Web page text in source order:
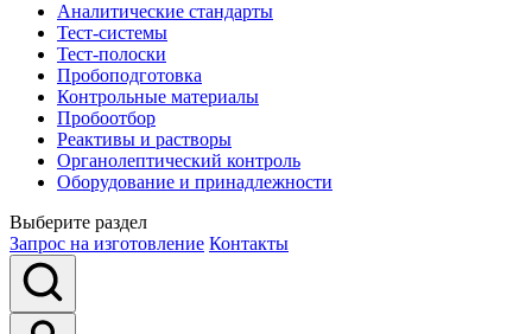
Аналитические стандарты
Тест-системы
Тест-полоски
Пробоподготовка
Контрольные материалы
Пробоотбор
Реактивы и растворы
Органолептический контроль
Оборудование и принадлежности
Выберите раздел
Запрос на изготовление Контакты